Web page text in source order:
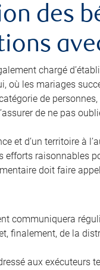
des
chargé
où les mariages
de
de ne pas
et d’un territoire à
raisonnables
doit faire
communiquera
finalement, de la
aux